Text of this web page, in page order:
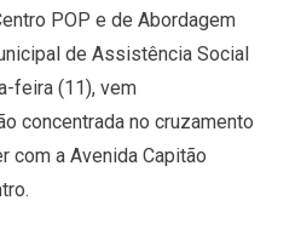
POP e de Abordagem
de Assistência Social
feira (11), vem
concentrada no cruzamento
com a Avenida Capitão